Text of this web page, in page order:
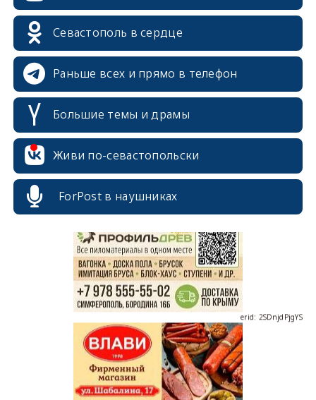
Севастополь в сердце
Раньше всех и прямо в телефон
Большие темы и драмы
Живи по-севастопольски
ForPost в наушниках
erid: 2SDnjdvhGXG